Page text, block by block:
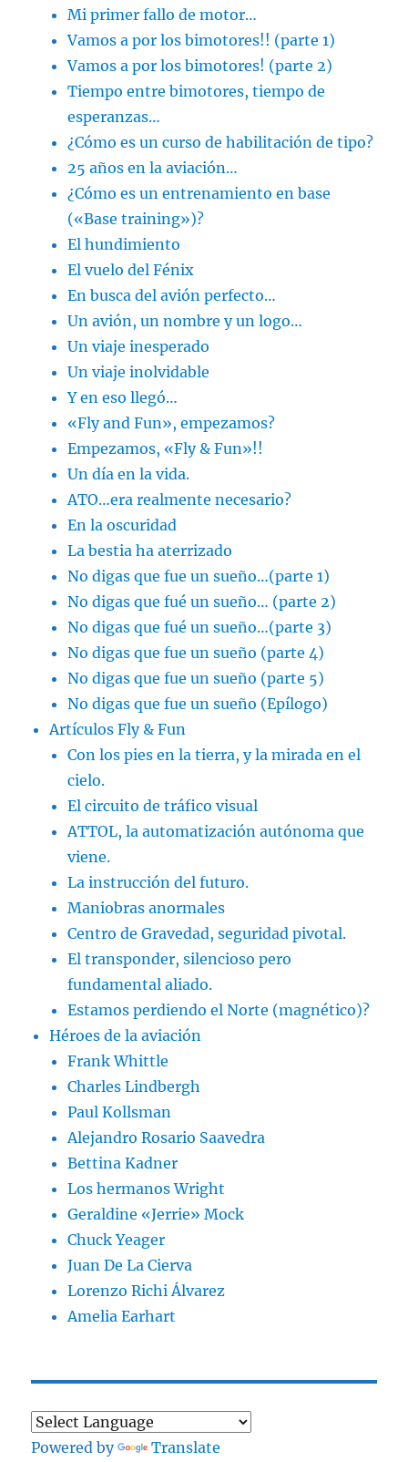
Mi primer fallo de motor…
Vamos a por los bimotores!! (parte 1)
Vamos a por los bimotores! (parte 2)
Tiempo entre bimotores, tiempo de
esperanzas…
¿Cómo es un curso de habilitación de tipo?
25 años en la aviación…
¿Cómo es un entrenamiento en base
(«Base training»)?
El hundimiento
El vuelo del Fénix
En busca del avión perfecto…
Un avión, un nombre y un logo…
Un viaje inesperado
Un viaje inolvidable
Y en eso llegó…
«Fly and Fun», empezamos?
Empezamos, «Fly & Fun»!!
Un día en la vida.
ATO…era realmente necesario?
En la oscuridad
La bestia ha aterrizado
No digas que fue un sueño…(parte 1)
No digas que fué un sueño… (parte 2)
No digas que fué un sueño…(parte 3)
No digas que fue un sueño (parte 4)
No digas que fue un sueño (parte 5)
No digas que fue un sueño (Epílogo)
Artículos Fly & Fun
Con los pies en la tierra, y la mirada en el
cielo.
El circuito de tráfico visual
ATTOL, la automatización autónoma que
viene.
La instrucción del futuro.
Maniobras anormales
Centro de Gravedad, seguridad pivotal.
El transponder, silencioso pero
fundamental aliado.
Estamos perdiendo el Norte (magnético)?
Héroes de la aviación
Frank Whittle
Charles Lindbergh
Paul Kollsman
Alejandro Rosario Saavedra
Bettina Kadner
Los hermanos Wright
Geraldine «Jerrie» Mock
Chuck Yeager
Juan De La Cierva
Lorenzo Richi Álvarez
Amelia Earhart
Powered by Translate